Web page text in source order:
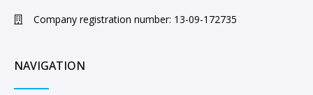
Company registration number: 13-09-172735
NAVIGATION